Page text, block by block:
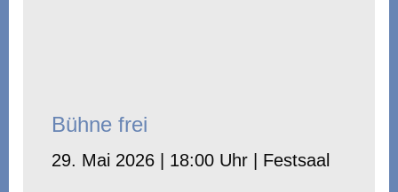
Bühne frei
29. Mai 2026 | 18:00 Uhr | Festsaal